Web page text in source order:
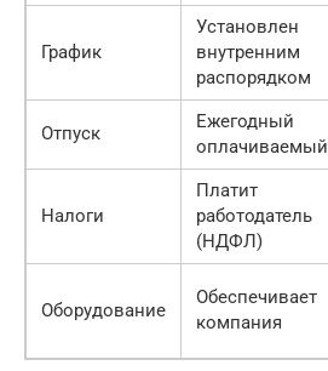
График
Установлен
внутренним
распорядком
Отпуск
Ежегодный
оплачиваемый
Налоги
Платит
работодатель
(НДФЛ)
Оборудование
Обеспечивает
компания